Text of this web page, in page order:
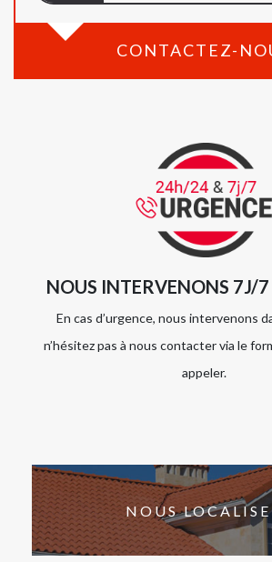
CONTACTEZ-
NOUS INTERVENONS 7J/
En cas d’urgence, nous intervenons
n’hésitez pas à nous contacter via le
appeler.
NOUS